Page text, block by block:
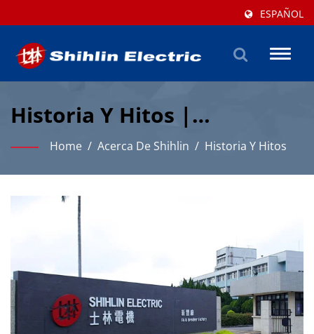
ESPAÑOL
Toggle
Historia Y Hitos |
Fabricante De LV Y
Electric
Home / Acerca De Shihlin / Historia Y Hitos